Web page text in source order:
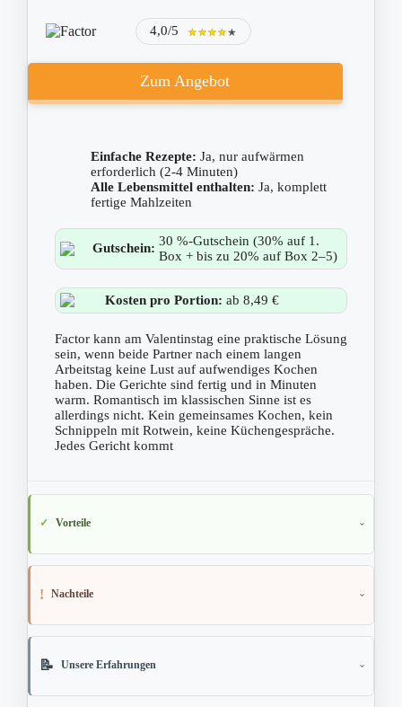
4,0/5 ★★★★★
★★★★★
Zum Angebot
Einfache Rezepte: Ja, nur aufwärmen
erforderlich (2-4 Minuten)
Alle Lebensmittel enthalten: Ja, komplett
fertige Mahlzeiten
Gutschein:
30 %-Gutschein (30% auf 1.
Box + bis zu 20% auf Box 2–5)
Kosten pro Portion: ab 8,49 €
Factor kann am Valentinstag eine praktische Lösung
sein, wenn beide Partner nach einem langen
Arbeitstag keine Lust auf aufwendiges Kochen
haben. Die Gerichte sind fertig und in Minuten
warm. Romantisch im klassischen Sinne ist es
allerdings nicht. Kein gemeinsames Kochen, kein
Schnippeln mit Rotwein, keine Küchengespräche.
Jedes Gericht kommt
Vorteile
Nachteile
Unsere Erfahrungen